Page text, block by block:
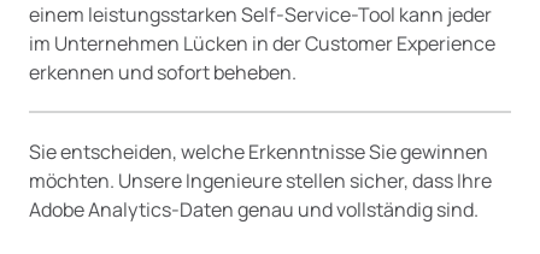
einem leistungsstarken Self-Service-Tool kann jeder
im Unternehmen Lücken in der Customer Experience
erkennen und sofort beheben.
Sie entscheiden, welche Erkenntnisse Sie gewinnen
möchten. Unsere Ingenieure stellen sicher, dass Ihre
Adobe Analytics-Daten genau und vollständig sind.